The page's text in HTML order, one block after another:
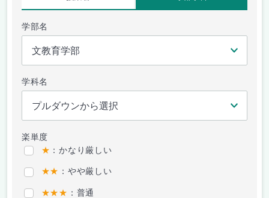
学部名
学科名
楽単度
★ ：かなり厳しい
★★ ：やや厳しい
★★★ ：普通